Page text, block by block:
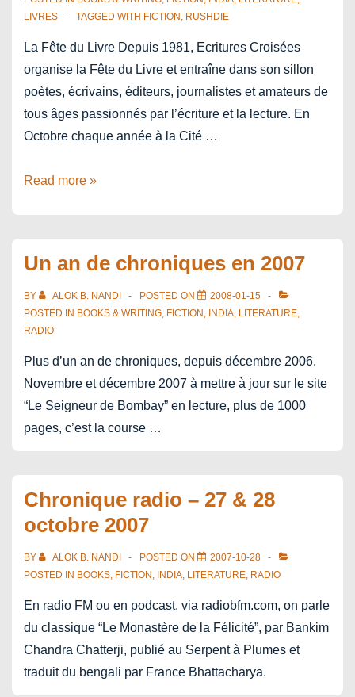
LIVRES
TAGGED WITH FICTION , RUSHDIE
La Fête du Livre Depuis 1981, Ecritures Croisées
organise la Fête du Livre et entraîne dans son sillon
poètes, écrivains, éditeurs, journalistes et amateurs de
tous âges passionnés par l’écriture et la lecture. En
Octobre chaque année à la Cité …
La
Aix-
en-
Provence
Read more »
Un an de chroniques en 2007
BY ALOK B. NANDI POSTED ON
2008-01-15
POSTED IN BOOKS & WRITING, FICTION , INDIA, LITERATURE,
RADIO
Plus d’un an de chroniques, depuis décembre 2006.
Novembre et décembre 2007 à mettre à jour sur le site
“Le Seigneur de Bombay” en lecture, plus de 1000
pages, c’est la course …
Chronique radio – 27 & 28
octobre 2007
BY ALOK B. NANDI POSTED ON
2007-10-28
POSTED IN BOOKS, FICTION , INDIA, LITERATURE, RADIO
En radio FM ou en podcast, via radiobfm.com, on parle
du classique “Le Monastère de la Félicité”, par Bankim
Chandra Chatterji, publié au Serpent à Plumes et
traduit du bengali par France Bhattacharya.